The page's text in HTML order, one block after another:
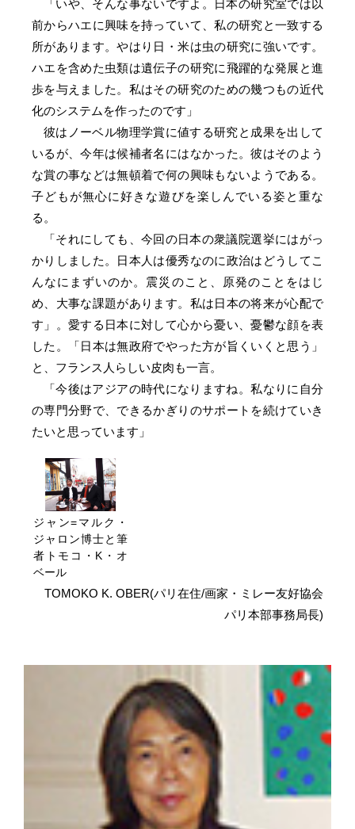
「いや、そんな事ないですよ。日本の研究室では以
前からハエに興味を持っていて、私の研究と一致する
所があります。やはり日・米は虫の研究に強いです。
ハエを含めた虫類は遺伝子の研究に飛躍的な発展と進
歩を与えました。私はその研究のための幾つもの近代
化のシステムを作ったのです」
彼はノーベル物理学賞に値する研究と成果を出して
いるが、今年は候補者名にはなかった。彼はそのよう
な賞の事などは無頓着で何の興味もないようである。
子どもが無心に好きな遊びを楽しんでいる姿と重な
る。
「それにしても、今回の日本の衆議院選挙にはがっ
かりしました。日本人は優秀なのに政治はどうしてこ
んなにまずいのか。震災のこと、原発のことをはじ
め、大事な課題があります。私は日本の将来が心配で
す」。愛する日本に対して心から憂い、憂鬱な顔を表
した。「日本は無政府でやった方が旨くいくと思う」
と、フランス人らしい皮肉も一言。
「今後はアジアの時代になりますね。私なりに自分
の専門分野で、できるかぎりのサポートを続けていき
たいと思っています」
ジャン=マルク・
ジャロン博士と筆
者トモコ・K・オ
ベール
TOMOKO K. OBER(パリ在住/画家・ミレー友好協会
パリ本部事務局長)